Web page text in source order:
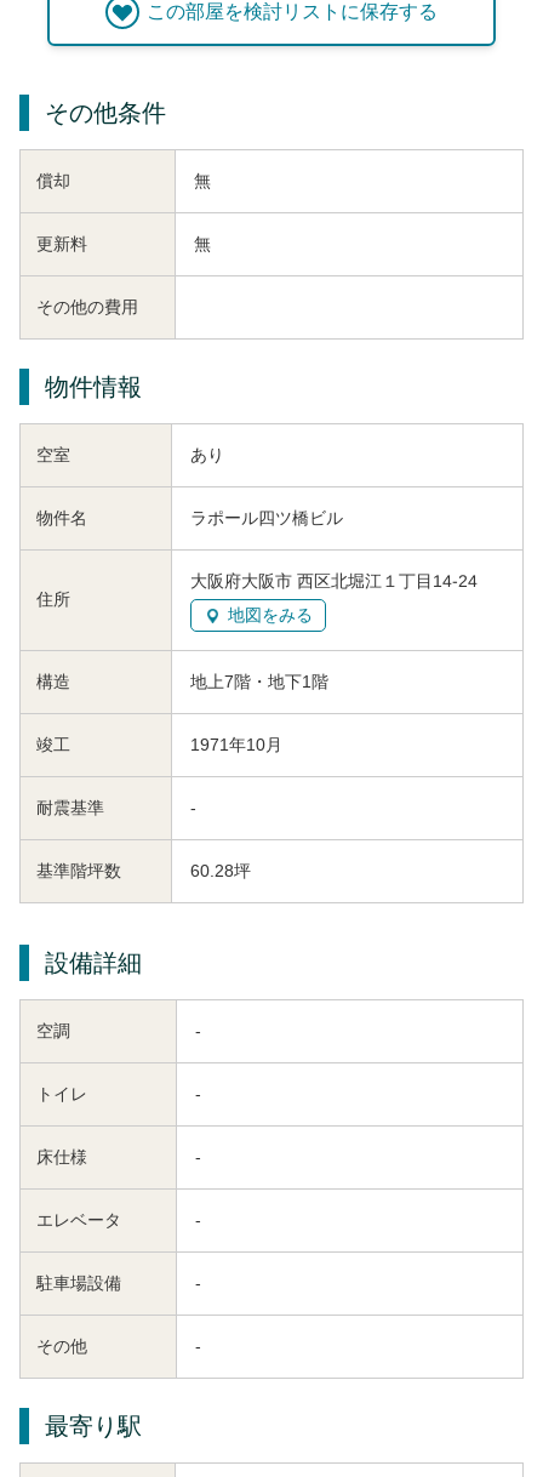
この部屋を検討リストに保存する
その他条件
償却 無
更新料 無
その他の費用
物件情報
空室 あり
物件名 ラポール四ツ橋ビル
住所
大阪府大阪市 西区北堀江１丁目14-24
地図をみる
構造 地上7階・地下1階
竣工 1971年10月
耐震基準 -
基準階坪数 60.28坪
設備詳細
空調 -
トイレ -
床仕様 -
エレベータ -
駐車場設備 -
その他 -
最寄り駅